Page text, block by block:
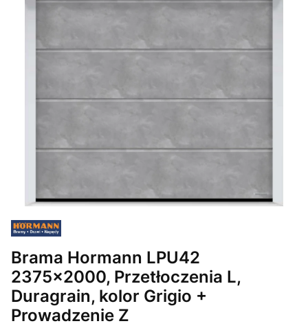
Brama Hormann LPU42
2375x2000, Przetłoczenia L,
Duragrain, kolor Grigio +
Prowadzenie Z